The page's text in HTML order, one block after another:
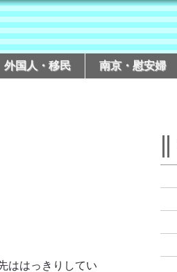
外国人・移民 南京・慰安婦
ははっきりしてい